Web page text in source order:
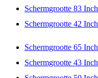
Schermgrootte 83 Inch
Schermgrootte 42 Inch
Schermgrootte 65 Inch
Schermgrootte 43 Inch